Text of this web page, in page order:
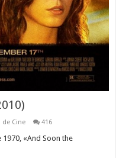
de Cine 416
«And Soon the